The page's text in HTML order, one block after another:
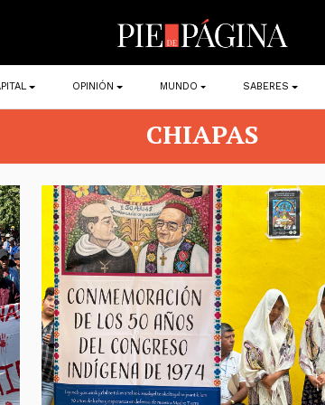
OPINIÓN MUNDO SABERES
CHIAPAS